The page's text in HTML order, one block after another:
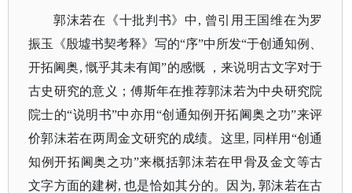
郭沫若在 《十批判书》中 , 曾引用王国维在为罗
振玉《殷墟书契考释》写的“序”中所发“于创通知例、
开拓阃奥, 慨乎其未有闻”的感慨 ，来说明古文字对于
古史研究的意义；傅斯年在推荐郭沫若为中央研究院
院士的“说明书”中亦用“创通知例开拓阃奥之功”来评
价郭沫若在两周金文研究的成绩。这里, 同样用“创通
知例开拓阃奥之功”来概括郭沫若在甲骨及金文等古
文字方面的建树, 也是恰如其分的。因为, 郭沫若在古